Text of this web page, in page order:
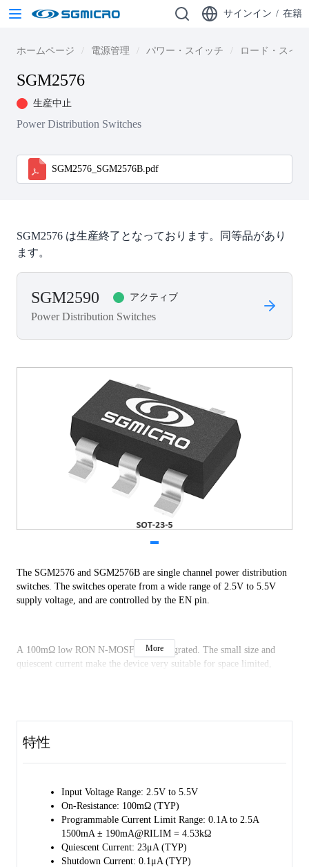
サインイン / 在籍
ホームページ 電源管理 パワー・スイッチ ロード・スイ
SGM2576
生産中止
Power Distribution Switches
SGM2576_SGM2576B.pdf
SGM2576 は生産終了となっております。同等品があり
ます。
SGM2590 アクティブ
Power Distribution Switches
The SGM2576 and SGM2576B are single channel power distribution
switches. The switches operate from a wide range of 2.5V to 5.5V
A 100mΩ low RON N-MOSFET is integrated. The small size and
quiescent current make the device very suitable for space limited,
soft-start, programmable current limit and thermal shutdown. This
output MOSFET remains off until the die temperature drops to
SGM2576 and SGM2576B are available in a Green SOT-23-5
More
特性
Input Voltage Range: 2.5V to 5.5V
On-Resistance: 100mΩ (TYP)
Programmable Current Limit Range: 0.1A to 2.5A
1500mA ± 190mA@RILIM = 4.53kΩ
Quiescent Current: 23μA (TYP)
Shutdown Current: 0.1μA (TYP)